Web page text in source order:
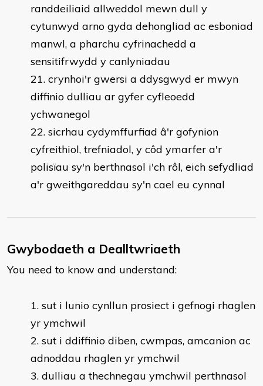
randdeiliaid allweddol mewn dull y
cytunwyd arno gyda dehongliad ac esboniad
manwl, a pharchu cyfrinachedd a
sensitifrwydd y canlyniadau
crynhoi'r gwersi a ddysgwyd er mwyn
diffinio dulliau ar gyfer cyfleoedd
ychwanegol
sicrhau cydymffurfiad â'r gofynion
cyfreithiol, trefniadol, y côd ymarfer a'r
polisïau sy'n berthnasol i'ch rôl, eich sefydliad
a'r gweithgareddau sy'n cael eu cynnal
Gwybodaeth a Dealltwriaeth
You need to know and understand:
​sut i lunio cynllun prosiect i gefnogi rhaglen
yr ymchwil
sut i ddiffinio diben, cwmpas, amcanion ac
adnoddau rhaglen yr ymchwil
dulliau a thechnegau ymchwil perthnasol